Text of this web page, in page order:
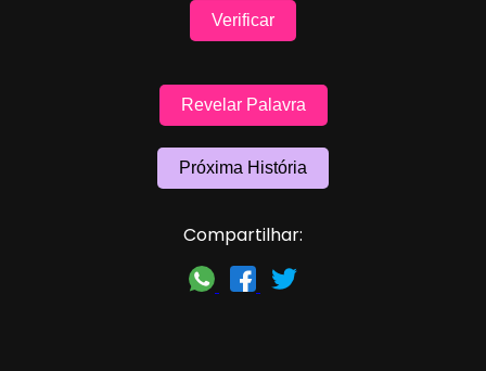
Verificar
Revelar Palavra
Próxima História
Compartilhar: